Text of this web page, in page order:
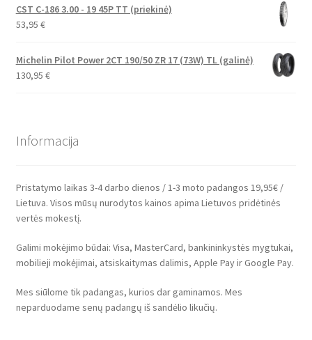
CST C-186 3.00 - 19 45P TT (priekinė)
53,95 €
Michelin Pilot Power 2CT 190/50 ZR 17 (73W) TL (galinė)
130,95 €
Informacija
Pristatymo laikas 3-4 darbo dienos / 1-3 moto padangos 19,95€ /
Lietuva. Visos mūsų nurodytos kainos apima Lietuvos pridėtinės
vertės mokestį.
Galimi mokėjimo būdai: Visa, MasterCard, bankininkystės mygtukai,
mobilieji mokėjimai, atsiskaitymas dalimis, Apple Pay ir Google Pay.
Mes siūlome tik padangas, kurios dar gaminamos. Mes
neparduodame senų padangų iš sandėlio likučių.